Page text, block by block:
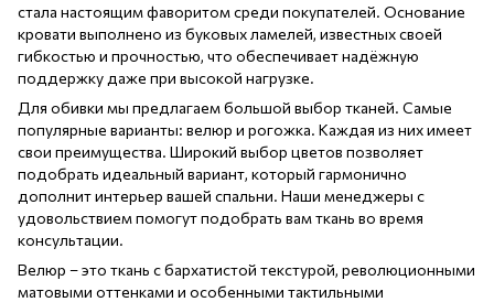
стала настоящим фаворитом среди покупателей. Основание
кровати выполнено из буковых ламелей, известных своей
гибкостью и прочностью, что обеспечивает надёжную
поддержку даже при высокой нагрузке.
Для обивки мы предлагаем большой выбор тканей. Самые
популярные варианты: велюр и рогожка. Каждая из них имеет
свои преимущества. Широкий выбор цветов позволяет
подобрать идеальный вариант, который гармонично
дополнит интерьер вашей спальни. Наши менеджеры с
удовольствием помогут подобрать вам ткань во время
консультации.
Велюр – это ткань с бархатистой текстурой, революционными
матовыми оттенками и особенными тактильными